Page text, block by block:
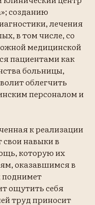
созданию
лечения
в том числе, со
медицинской
пациентами как
больницы,
облегчить
персоналом и
к реализации
свои навыки в
которую их
оказавшимся в
поднимет
ощутить себя
труд приносит